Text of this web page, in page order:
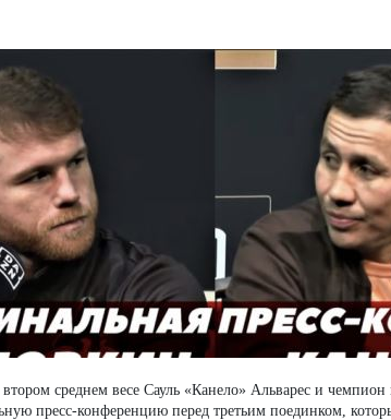
среднем весе Сауль «Канело» Альварес и чемпион
пресс-конференцию перед третьим поединком,